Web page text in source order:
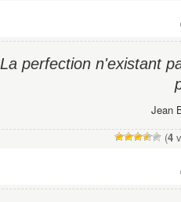
La perfection n'existant
Jean
(4